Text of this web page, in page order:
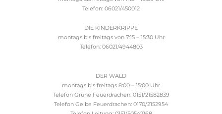
Telefon: 06021/450012
DIE KINDERKRIPPE
montags bis freitags von 7:15 – 15:30 Uhr
Telefon: 06021/4944803
DER WALD
montags bis freitags 8:00 – 15:00 Uhr
Telefon Grüne Feuerdrachen: 0151/21582839
Telefon Gelbe Feuerdrachen: 0170/2152954